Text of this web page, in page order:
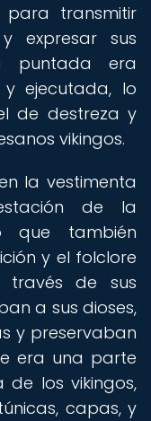
transmitir
expresar sus
puntada era
ejecutada, lo
de destreza y
vikingos.
la vestimenta
de la
que también
y el folclore
través de sus
a sus dioses,
y preservaban
era una parte
los vikingos,
capas, y